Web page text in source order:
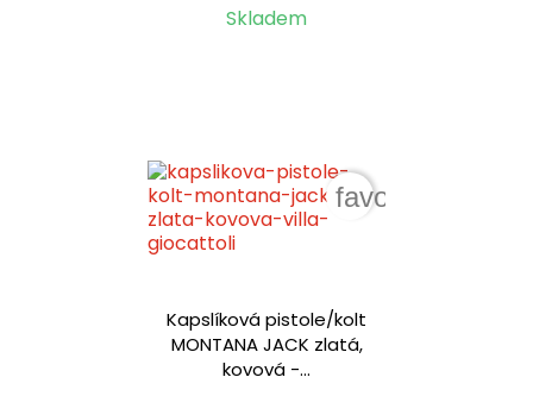
Skladem
Kapslíková pistole/kolt
MONTANA JACK zlatá,
kovová -...
favorite_border